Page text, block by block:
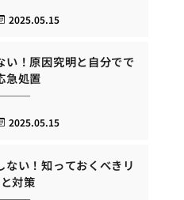
2025.05.15
い！原因究明と自分でで
急処置
2025.05.15
ない！知っておくべきリ
対策